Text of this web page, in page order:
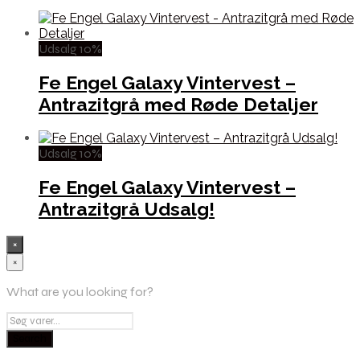
Udsalg 10%
Fe Engel Galaxy Vintervest –
Antrazitgrå med Røde Detaljer
Udsalg 10%
Fe Engel Galaxy Vintervest –
Antrazitgrå Udsalg!
×
×
What are you looking for?